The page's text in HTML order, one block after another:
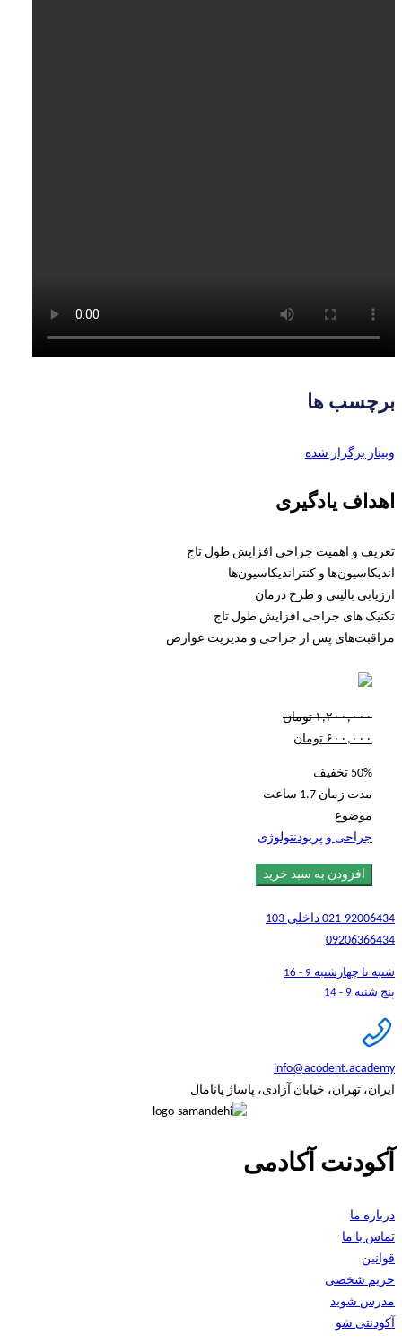
برچسب ها
وبینار برگزار شده
اهداف یادگیری
تعریف و اهمیت جراحی افزایش طول تاج
اندیکاسیون‌ها و کنتراندیکاسیون‌ها
ارزیابی بالینی و طرح درمان
تکنیک های جراحی افزایش طول تاج
مراقبت‌های پس از جراحی و مدیریت عوارض
۱,۲۰۰,۰۰۰ تومان
۶۰۰,۰۰۰ تومان
50% تخفیف
مدت زمان 1.7 ساعت
موضوع
جراحی و پریودنتولوژی
افزودن به سبد خرید
021-92006434 داخلی 103
09206366434
شنبه تا چهارشنبه 9 - 16
پنج شنبه 9 - 14
info@acodent.academy
ایران، تهران، خیابان آزادی، پاساژ پانامال
آکودنت آکادمی
درباره ما
تماس با ما
قوانین
حریم شخصی
مدرس شوید
آکودنتی شو